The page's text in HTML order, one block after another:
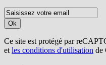
Ok
Ce site est protégé par
etles conditions d'utilisation de